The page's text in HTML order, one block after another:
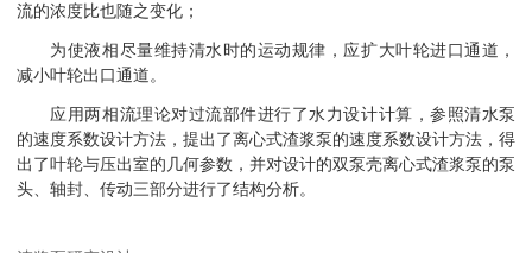
流的浓度比也随之变化；
为使液相尽量维持清水时的运动规律，应扩大叶轮进口通道，
减小叶轮出口通道。
应用两相流理论对过流部件进行了水力设计计算，参照清水泵
的速度系数设计方法，提出了离心式渣浆泵的速度系数设计方法，得
出了叶轮与压出室的几何参数，并对设计的双泵壳离心式渣浆泵的泵
头、轴封、传动三部分进行了结构分析。